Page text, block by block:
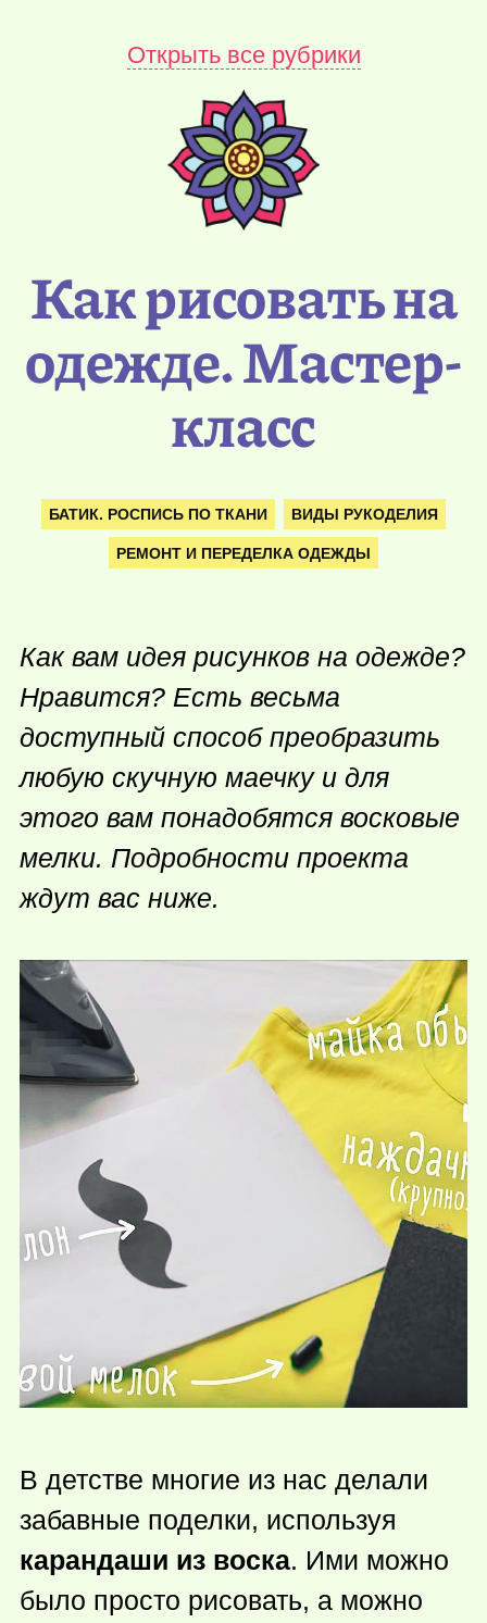
Открыть все рубрики
Как рисовать на
одежде. Мастер-
класс
БАТИК. РОСПИСЬ ПО ТКАНИ ВИДЫ РУКОДЕЛИЯ
РЕМОНТ И ПЕРЕДЕЛКА ОДЕЖДЫ
Как вам идея рисунков на одежде?
Нравится? Есть весьма
доступный способ преобразить
любую скучную маечку и для
этого вам понадобятся восковые
мелки. Подробности проекта
ждут вас ниже.
В детстве многие из нас делали
забавные поделки, используя
карандаши из воска. Ими можно
было просто рисовать, а можно